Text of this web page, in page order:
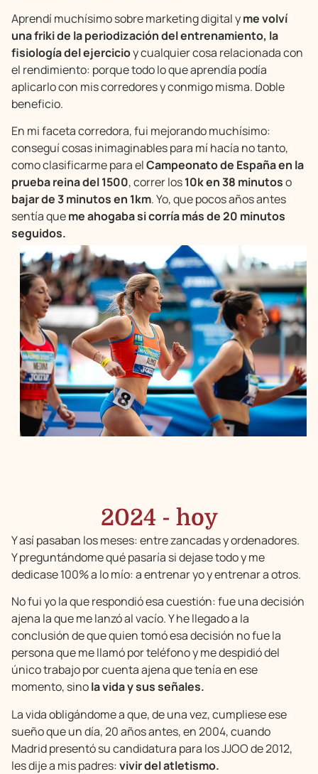
Aprendí muchísimo sobre marketing digital yme volví
una friki de la periodización del entrenamiento, la
fisiología del ejercicioy cualquier cosa relacionada con
el rendimiento: porque todo lo que aprendía podía
aplicarlo con mis corredores y conmigo misma. Doble
beneficio.
En mi faceta corredora, fui mejorando muchísimo:
conseguí cosas inimaginables para mí hacía no tanto,
como clasificarme para elCampeonato de España en la
prueba reina del 1500, correr los10k en 38 minutoso
bajar de3 minutos en 1km. Yo, que pocos años antes
sentía queme ahogaba si corría más de 20 minutos
seguidos.
2024 - hoy
Y así pasaban los meses: entre zancadas y ordenadores.
Y preguntándome qué pasaría si dejase todo y me
dedicase 100% a lo mío: a entrenar yo y entrenar a otros.
No fui yo la que respondió esa cuestión: fue una decisión
ajena la que me lanzó al vacío. Y he llegado a la
conclusión de que quien tomó esa decisión no fue la
persona que me llamó por teléfono y me despidió del
único trabajo por cuenta ajena que tenía en ese
momento, sinola vida y sus señales.
La vida obligándome a que, de una vez, cumpliese ese
sueño que un día, 20 años antes, en 2004, cuando
Madrid presentó su candidatura para los JJOO de 2012,
les dije a mis padres:vivir del atletismo.